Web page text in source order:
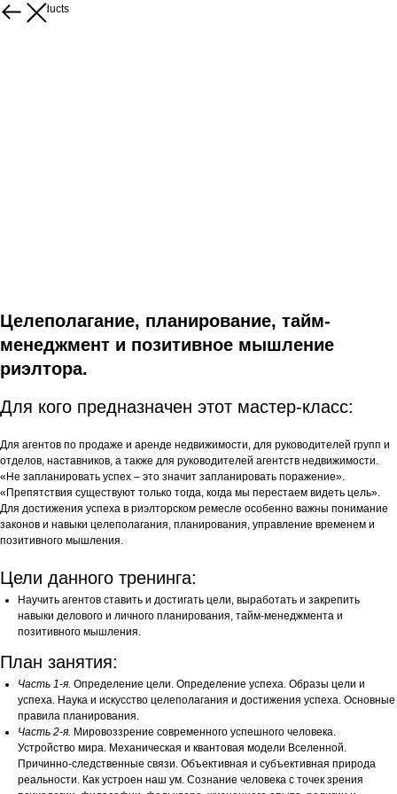
More products
Целеполагание, планирование, тайм-
менеджмент и позитивное мышление
риэлтора.
Для кого предназначен этот мастер-класс:
Для агентов по продаже и аренде недвижимости, для руководителей групп и
отделов, наставников, а также для руководителей агентств недвижимости.
«Не запланировать успех – это значит запланировать поражение».
«Препятствия существуют только тогда, когда мы перестаем видеть цель».
Для достижения успеха в риэлторском ремесле особенно важны понимание
законов и навыки целеполагания, планирования, управление временем и
позитивного мышления.
Цели данного тренинга:
Научить агентов ставить и достигать цели, выработать и закрепить
навыки делового и личного планирования, тайм-менеджмента и
позитивного мышления.
План занятия:
Часть 1-я. Определение цели. Определение успеха. Образы цели и
успеха. Наука и искусство целеполагания и достижения успеха. Основные
правила планирования.
Часть 2-я. Мировоззрение современного успешного человека.
Устройство мира. Механическая и квантовая модели Вселенной.
Причинно-следственные связи. Объективная и субъективная природа
реальности. Как устроен наш ум. Сознание человека с точек зрения